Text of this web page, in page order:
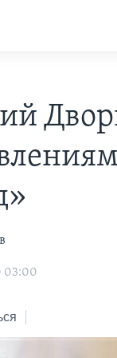
03:00